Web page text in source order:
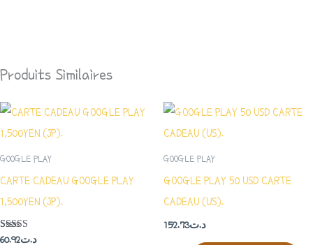
Produits Similaires
GOOGLE PLAY
CARTE CADEAU GOOGLE PLAY
1,500YEN (JP).
Note د.ت60.92
GOOGLE PLAY
GOOGLE PLAY 50 USD CARTE
CADEAU (US).
د.ت152.73